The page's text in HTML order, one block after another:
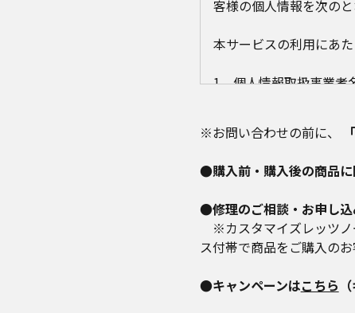
客様の個人情報を次の
本サービスの利用にあ
1．個人情報取扱事業者
代表取締役社長 堤 篤
2．取得する個人情報
・本サービスの利用登
る情報
・本サービスの利用に
・第三者のサービスを
※お問い合わせの前に、 「
●購入前・購入後の商品
●修理のご相談・お申し込
※カスタマイズレッツノ
ス付帯で商品をご購入の
●キャンペーンはこちら